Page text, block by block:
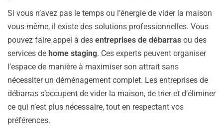
Si vous n’avez pas le temps ou l’énergie de vider la maison
vous-même, il existe des solutions professionnelles. Vous
pouvez faire appel à des entreprises de débarras ou des
services de home staging. Ces experts peuvent organiser
l’espace de manière à maximiser son attrait sans
nécessiter un déménagement complet. Les entreprises de
débarras s’occupent de vider la maison, de trier et d’éliminer
ce qui n’est plus nécessaire, tout en respectant vos
préférences.